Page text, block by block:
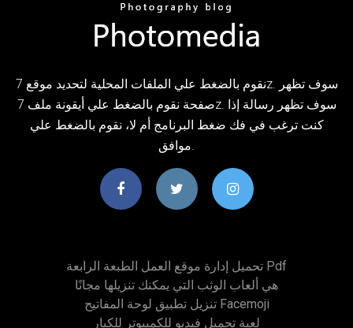
نقوم بالضغط علي الملفات المحلية لتحديد موقع 7z. سوف تظهر
صفحة نقوم بالضغط علي أيقونة ملف 7z. سوف تظهر رسالة إذا
كنت ترغب في فك ضغط البرنامج أم لا، نقوم بالضغط علي
تحميل إدارة موقع العمل الطبعة الرابعة Pdf
هي ألعاب الوثب التي يمكنك تنزيلها مجانًا
تنزيل تطبيق لوحة المفاتيح Facemoji
لعبة تحميل فيديو للكمبيوتر للكبار